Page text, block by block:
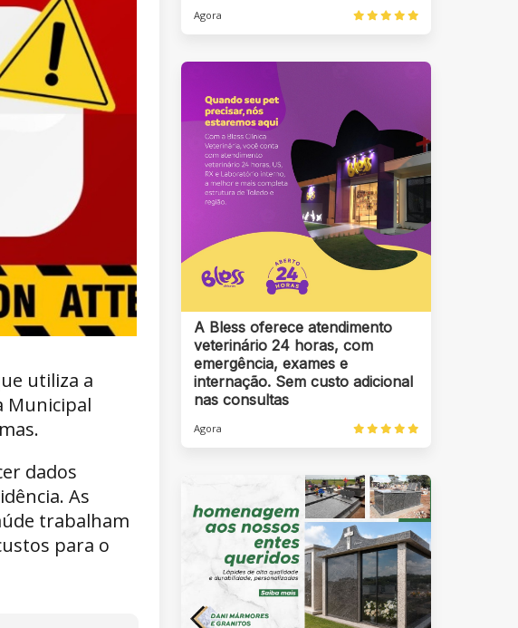
utiliza a
Municipal
dados
As
trabalham
para o
Agora
A Bless oferece atendimento
veterinário 24 horas, com
emergência, exames e
internação. Sem custo adicional
nas consultas
Agora